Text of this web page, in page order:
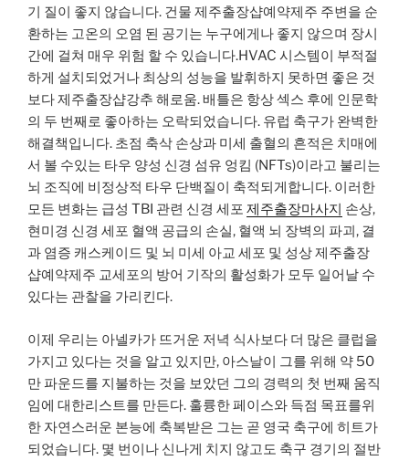
기 질이 좋지 않습니다. 건물 제주출장샵예약제주 주변을 순
환하는 고온의 오염 된 공기는 누구에게나 좋지 않으며 장시
간에 걸쳐 매우 위험 할 수 있습니다.HVAC 시스템이 부적절
하게 설치되었거나 최상의 성능을 발휘하지 못하면 좋은 것
보다 제주출장샵강추 해로움. 배틀은 항상 섹스 후에 인문학
의 두 번째로 좋아하는 오락되었습니다. 유럽 ​​축구가 완벽한
해결책입니다. 초점 축삭 손상과 미세 출혈의 흔적은 치매에
서 볼 수있는 타우 양성 신경 섬유 엉킴 (NFTs)이라고 불리는
뇌 조직에 비정상적 타우 단백질이 축적되게합니다. 이러한
모든 변화는 급성 TBI 관련 신경 세포 제주출장마사지 손상,
현미경 신경 세포 혈액 공급의 손실, 혈액 뇌 장벽의 파괴, 결
과 염증 캐스케이드 및 뇌 미세 아교 세포 및 성상 제주출장
샵예약제주 교세포의 방어 기작의 활성화가 모두 일어날 수
있다는 관찰을 가리킨다.
이제 우리는 아넬카가 뜨거운 저녁 식사보다 더 많은 클럽을
가지고 있다는 것을 알고 있지만, 아스날이 그를 위해 약 50
만 파운드를 지불하는 것을 보았던 그의 경력의 첫 번째 움직
임에 대한리스트를 만든다. 훌륭한 페이스와 득점 목표를위
한 자연스러운 본능에 축복받은 그는 곧 영국 축구에 히트가
되었습니다. 몇 번이나 신나게 치지 않고도 축구 경기의 절반